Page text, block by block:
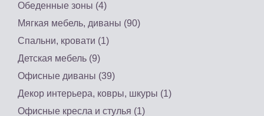
Обеденные зоны (4)
Мягкая мебель, диваны (90)
Спальни, кровати (1)
Детская мебель (9)
Офисные диваны (39)
Декор интерьера, ковры, шкуры (1)
Офисные кресла и стулья (1)